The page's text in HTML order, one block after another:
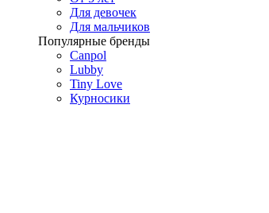
Для девочек
Для мальчиков
Популярные бренды
Canpol
Lubby
Tiny Love
Курносики